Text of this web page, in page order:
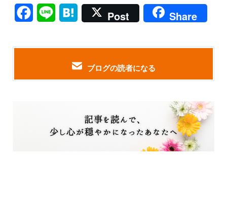
Facebook
Line Hatena
Post Share
ブログの読者になる